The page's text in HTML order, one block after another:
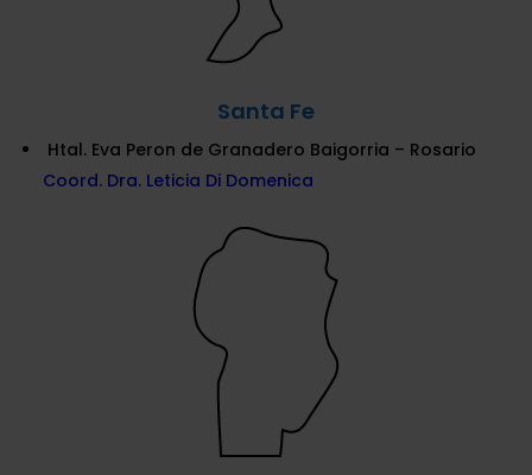
Santa Fe
Htal. Eva Peron de Granadero Baigorria – Rosario
Coord. Dra. Leticia Di Domenica